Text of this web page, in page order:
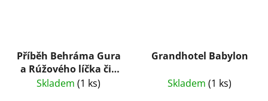
Příběh Behráma Gura
a Rúžového líčka čili
sedm dní a sedm nocí
Skladem (1 ks)
Grandhotel Babylon
Skladem (1 ks)